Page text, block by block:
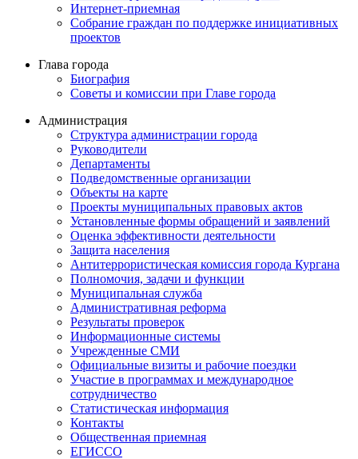
Интернет-приемная
Собрание граждан по поддержке инициативных
проектов
Глава города
Биография
Советы и комиссии при Главе города
Администрация
Структура администрации города
Руководители
Департаменты
Подведомственные организации
Объекты на карте
Проекты муниципальных правовых актов
Установленные формы обращений и заявлений
Оценка эффективности деятельности
Защита населения
Антитеррористическая комиссия города Кургана
Полномочия, задачи и функции
Муниципальная служба
Административная реформа
Результаты проверок
Информационные системы
Учрежденные СМИ
Официальные визиты и рабочие поездки
Участие в программах и международное
сотрудничество
Статистическая информация
Контакты
Общественная приемная
ЕГИССО